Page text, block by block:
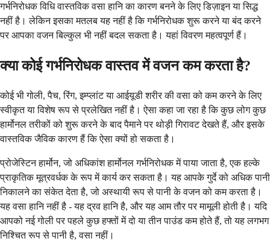
गर्भनिरोधक विधि वास्तविक वसा हानि का कारण बनने के लिए डिज़ाइन या सिद्ध
नहीं है। लेकिन इसका मतलब यह नहीं है कि गर्भनिरोधक शुरू करने या बंद करने
पर आपका वजन बिल्कुल भी नहीं बदल सकता है। यहां विवरण महत्वपूर्ण हैं।
क्या कोई गर्भनिरोधक वास्तव में वजन कम करता है?
कोई भी गोली, पैच, रिंग, इम्प्लांट या आईयूडी शरीर की वसा को कम करने के लिए
स्वीकृत या विशेष रूप से प्रलेखित नहीं है। ऐसा कहा जा रहा है कि कुछ लोग कुछ
हार्मोनल तरीकों को शुरू करने के बाद पैमाने पर थोड़ी गिरावट देखते हैं, और इसके
वास्तविक जैविक कारण हैं कि ऐसा क्यों हो सकता है।
प्रोजेस्टिन हार्मोन, जो अधिकांश हार्मोनल गर्भनिरोधक में पाया जाता है, एक हल्के
प्राकृतिक मूत्रवर्धक के रूप में कार्य कर सकता है। यह आपके गुर्दे को अधिक पानी
निकालने का संकेत देता है, जो अस्थायी रूप से पानी के वजन को कम करता है।
यह वसा हानि नहीं है - यह द्रव हानि है, और यह आम तौर पर मामूली होती है। यदि
आपको नई गोली पर पहले कुछ हफ्तों में दो या तीन पाउंड कम होते हैं, तो यह लगभग
निश्चित रूप से पानी है, वसा नहीं।